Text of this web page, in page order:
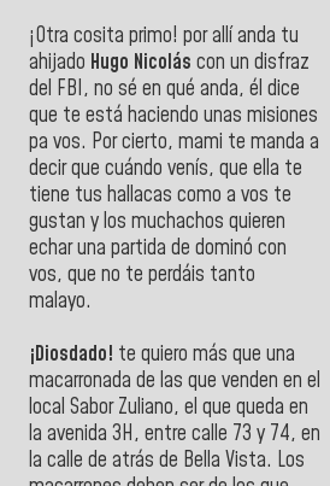
¡Otra cosita primo! por allí anda tu
ahijado Hugo Nicolás con un disfraz
del FBI, no sé en qué anda, él dice
que te está haciendo unas misiones
pa vos. Por cierto, mami te manda a
decir que cuándo venís, que ella te
tiene tus hallacas como a vos te
gustan y los muchachos quieren
echar una partida de dominó con
vos, que no te perdáis tanto
malayo.
¡Diosdado! te quiero más que una
macarronada de las que venden en el
local Sabor Zuliano, el que queda en
la avenida 3H, entre calle 73 y 74, en
la calle de atrás de Bella Vista. Los